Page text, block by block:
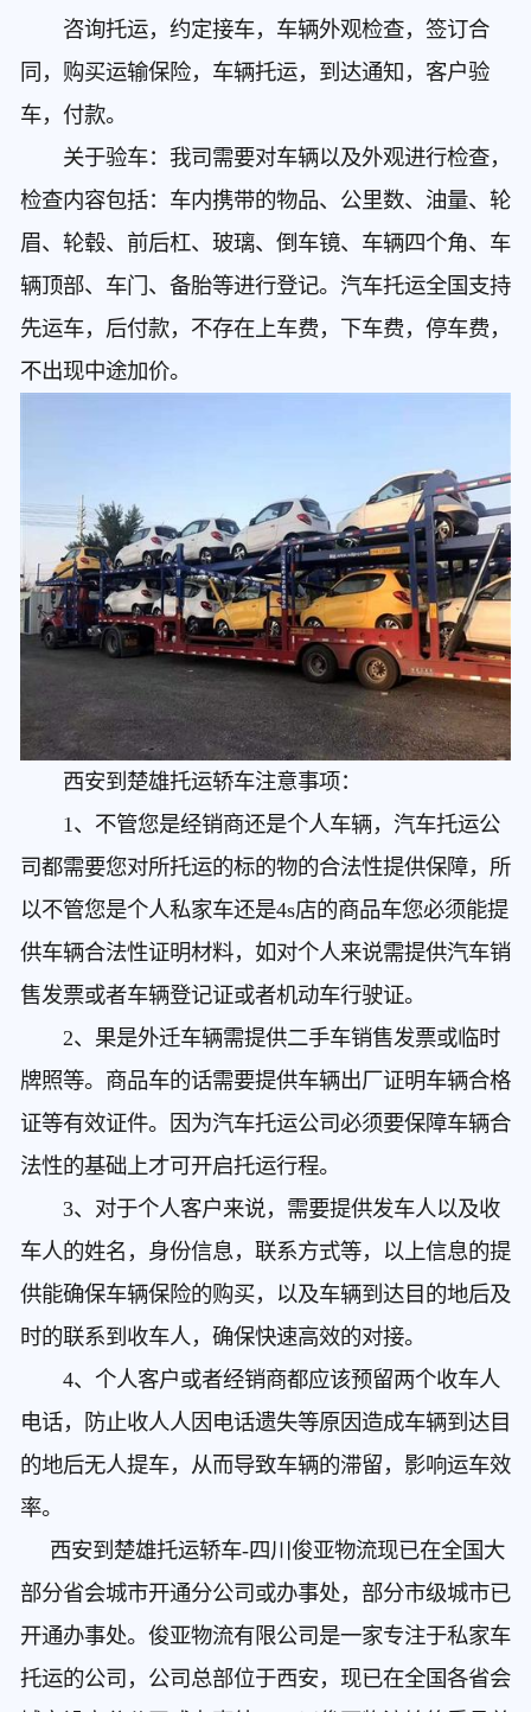
咨询托运，约定接车，车辆外观检查，签订合
同，购买运输保险，车辆托运，到达通知，客户验
车，付款。
关于验车：我司需要对车辆以及外观进行检查，
检查内容包括：车内携带的物品、公里数、油量、轮
眉、轮毂、前后杠、玻璃、倒车镜、车辆四个角、车
辆顶部、车门、备胎等进行登记。汽车托运全国支持
先运车，后付款，不存在上车费，下车费，停车费，
不出现中途加价。
西安到楚雄托运轿车注意事项：
1、不管您是经销商还是个人车辆，汽车托运公
司都需要您对所托运的标的物的合法性提供保障，所
以不管您是个人私家车还是4s店的商品车您必须能提
供车辆合法性证明材料，如对个人来说需提供汽车销
售发票或者车辆登记证或者机动车行驶证。
2、果是外迁车辆需提供二手车销售发票或临时
牌照等。商品车的话需要提供车辆出厂证明车辆合格
证等有效证件。因为汽车托运公司必须要保障车辆合
法性的基础上才可开启托运行程。
3、对于个人客户来说，需要提供发车人以及收
车人的姓名，身份信息，联系方式等，以上信息的提
供能确保车辆保险的购买，以及车辆到达目的地后及
时的联系到收车人，确保快速高效的对接。
4、个人客户或者经销商都应该预留两个收车人
电话，防止收人人因电话遗失等原因造成车辆到达目
的地后无人提车，从而导致车辆的滞留，影响运车效
率。
西安到楚雄托运轿车-四川俊亚物流现已在全国大
部分省会城市开通分公司或办事处，部分市级城市已
开通办事处。俊亚物流有限公司是一家专注于私家车
托运的公司，公司总部位于西安，现已在全国各省会